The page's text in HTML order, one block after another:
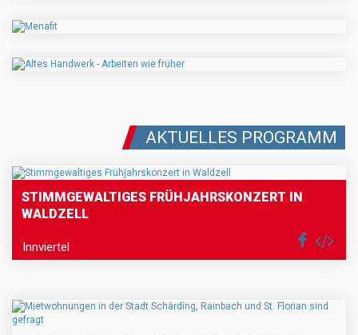
AKTUELLES PROGRAMM
STIMMGEWALTIGES FRÜHJAHRSKONZERT IN
WALDZELL
Innviertel